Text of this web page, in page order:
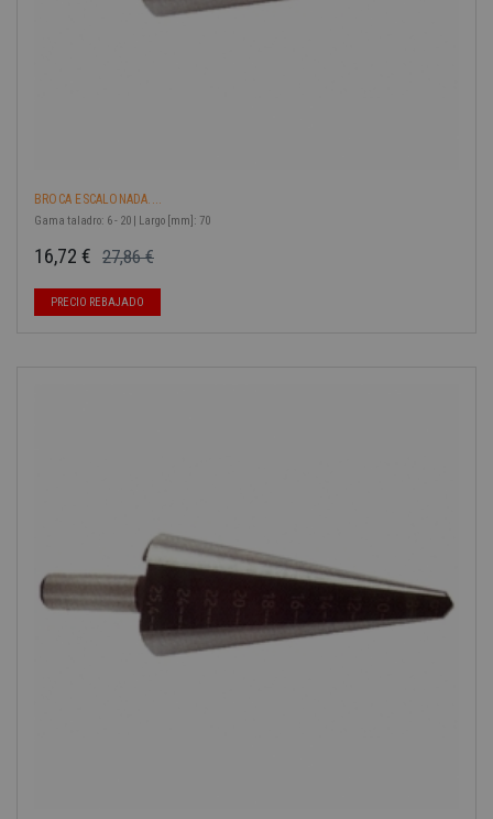
BROCA ESCALONADA....
Gama taladro: 6 - 20 | Largo [mm]: 70
27,86 €
16,72 €
PRECIO REBAJADO